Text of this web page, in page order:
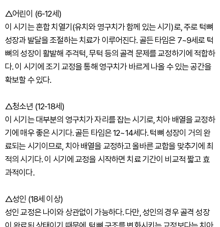
△어린이 (6-12세)
이 시기는 혼합 치열기(유치와 영구치가 함께 있는 시기)로, 주로 턱뼈
성장과 발달을 조절하는 치료가 이루어진다. 골든 타임은 7~9세로 턱
뼈의 성장이 활발해 주걱턱, 무턱 등의 골격 문제를 교정하기에 적합하
다. 이 시기에 조기 교정을 통해 영구치가 바르게 나올 수 있는 공간을
확보할 수 있다.
△청소년 (12-18세)
이 시기는 대부분의 영구치가 자리를 잡는 시기로, 치아 배열을 교정하
기에 매우 좋은 시기다. 골든 타임은 12~14세다. 턱뼈 성장이 거의 완
료되는 시기이므로, 치아 배열을 교정하고 올바른 교합을 맞추기에 최
적의 시기다. 이 시기에 교정을 시작하면 치료 기간이 비교적 짧고 효
과적이다.
△성인 (18세 이상)
성인 교정은 나이와 상관없이 가능하다. 다만, 성인의 경우 골격 성장